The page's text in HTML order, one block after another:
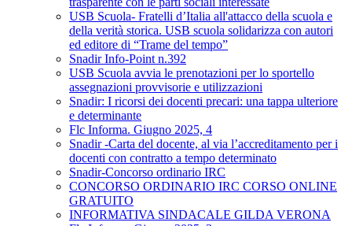
USB Scuola- Fratelli d’Italia all'attacco della scuola e
della verità storica. USB scuola solidarizza con autori
ed editore di “Trame del tempo”
Snadir Info-Point n.392
USB Scuola avvia le prenotazioni per lo sportello
assegnazioni provvisorie e utilizzazioni
Snadir: I ricorsi dei docenti precari: una tappa ulteriore
e determinante
Flc Informa. Giugno 2025, 4
Snadir -Carta del docente, al via l’accreditamento per i
docenti con contratto a tempo determinato
Snadir-Concorso ordinario IRC
CONCORSO ORDINARIO IRC CORSO ONLINE
GRATUITO
INFORMATIVA SINDACALE GILDA VERONA